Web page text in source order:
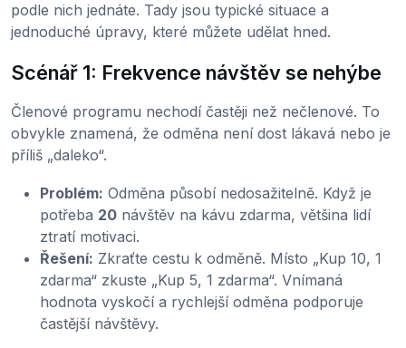
podle nich jednáte. Tady jsou typické situace a
jednoduché úpravy, které můžete udělat hned.
Scénář 1: Frekvence návštěv se nehýbe
Členové programu nechodí častěji než nečlenové. To
obvykle znamená, že odměna není dost lákavá nebo je
příliš „daleko“.
Problém: Odměna působí nedosažitelně. Když je
potřeba 20 návštěv na kávu zdarma, většina lidí
ztratí motivaci.
Řešení: Zkraťte cestu k odměně. Místo „Kup 10, 1
zdarma“ zkuste „Kup 5, 1 zdarma“. Vnímaná
hodnota vyskočí a rychlejší odměna podporuje
častější návštěvy.